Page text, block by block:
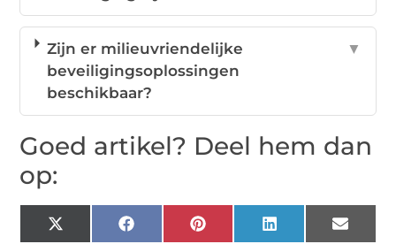
Zijn er milieuvriendelijke
beveiligingsoplossingen
beschikbaar?
▼
Goed artikel? Deel hem dan
op:
X
FacebookPinterestLinkedIn Email